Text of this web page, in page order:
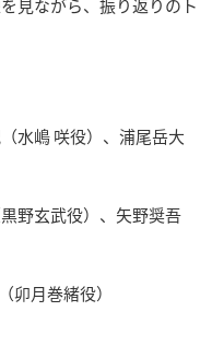
見ながら、振り返りのト
水嶋 咲役）、浦尾岳大
野玄武役）、矢野奨吾
卯月巻緒役）